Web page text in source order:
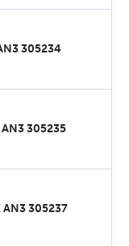
305234
305235
AN3 305237